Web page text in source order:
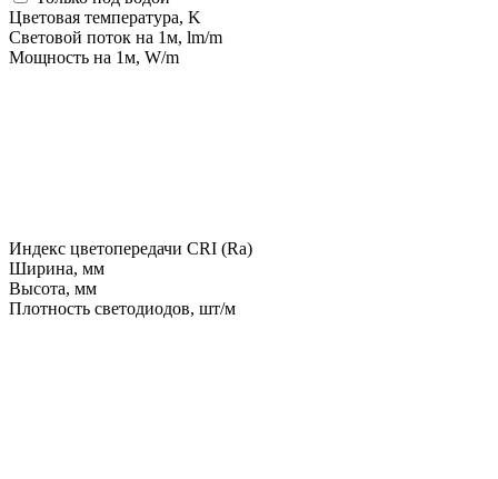
Цветовая температура, K
Световой поток на 1м, lm/m
Мощность на 1м, W/m
Индекс цветопередачи CRI (Ra)
Ширина, мм
Высота, мм
Плотность светодиодов, шт/м